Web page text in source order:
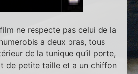
ne respecte pas celui de la
a deux bras, tous
de la tunique qu’il porte,
de petite taille et a un chiffon